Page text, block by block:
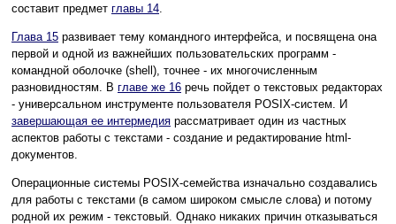
составит предмет главы 14.
Глава 15 развивает тему командного интерфейса, и посвящена она
первой и одной из важнейших пользовательских программ -
командной оболочке (shell), точнее - их многочисленным
разновидностям. В главе же 16 речь пойдет о текстовых редакторах
- универсальном инструменте пользователя POSIX-систем. И
завершающая ее интермедия рассматривает один из частных
аспектов работы с текстами - создание и редактирование html-
документов.
Операционные системы POSIX-семейства изначально создавались
для работы с текстами (в самом широком смысле слова) и потому
родной их режим - текстовый. Однако никаких причин отказываться